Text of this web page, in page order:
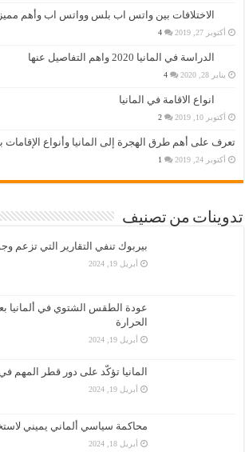
الاختلافات بين واتس اب بلس وواتس اب وأهم
أكتوبر 27, 2019 4
الدراسة في المانيا 2020 واهم التفاصيل عنها
يناير 28, 2020 4
انواع الاقامة في المانيا
أكتوبر 10, 2019 2
تعرف على أهم طرق الهجرة إلى المانيا وأنواع الإقامات
أكتوبر 24, 2019 1
تدوينات من تصنيف
بيربوك تنفي التقارير التي تزعم
أبريل 19, 2024
عودة الطقس الشتوي في ألمانيا
الحرارة
أبريل 19, 2024
المانيا تؤكّد على دور قطر
أبريل 19, 2024
محاكمة سياسي ألماني يميني
أبريل 18, 2024